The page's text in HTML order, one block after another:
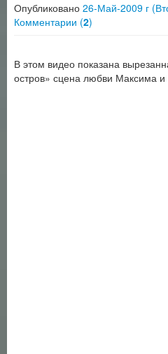
Опубликовано 26-Май-2009 г
Комментарии (2)
В этом видео показана
остров» сцена любви Максима